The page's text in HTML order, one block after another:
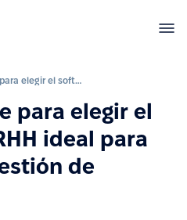
7 criterios clave para elegir el software de RRHH ideal para digitalizar tu gestión de talento
para elegir el
ideal para
de